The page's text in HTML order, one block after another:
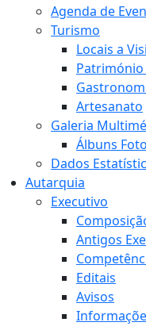
Agenda de
Turismo
Locais a
Artesanato
Galeria
Álbuns
Dados
Autarquia
Executivo
Antigos
Editais
Avisos